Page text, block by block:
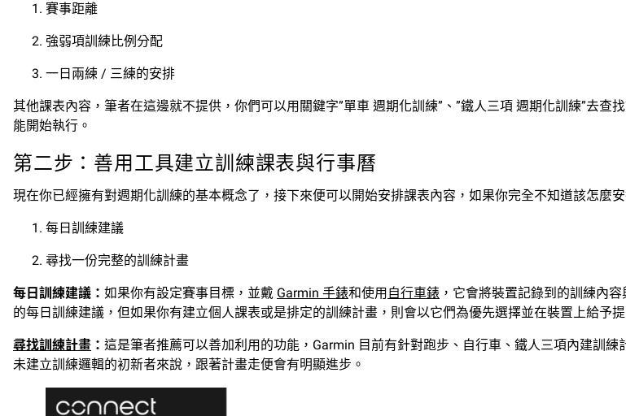
賽事距離
強弱項訓練比例分配
一日兩練 / 三練的安排
其他課表內容，筆者在這邊就不提供，你們可以用關鍵字”單車 週期化訓練”、”鐵人三項 週期化訓練”去
能開始執行。
第二步：善用工具建立訓練課表與行事曆
現在你已經擁有對週期化訓練的基本概念了，接下來便可以開始安排課表內容，如果你完全不知道該怎麼
每日訓練建議
尋找一份完整的訓練計畫
每日訓練建議： 如果你有設定賽事目標，並戴 Garmin 手錶和使用 自行車錶 ，它會將裝置記錄到的訓練內
的每日訓練建議，但如果你有建立個人課表或是排定的訓練計畫，則會以它們為優先選擇並在裝置上給予提
尋找訓練計畫 ： 這是筆者推薦可以善加利用的功能，Garmin 目前有針對跑步、自行車、鐵人三項內建訓
未建立訓練邏輯的初新者來說，跟著計畫走便會有明顯進步。